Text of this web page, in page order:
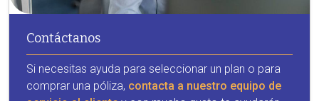
Contáctanos
Si necesitas ayuda para seleccionar un plan o para
comprar una póliza, contacta a nuestro equipo de